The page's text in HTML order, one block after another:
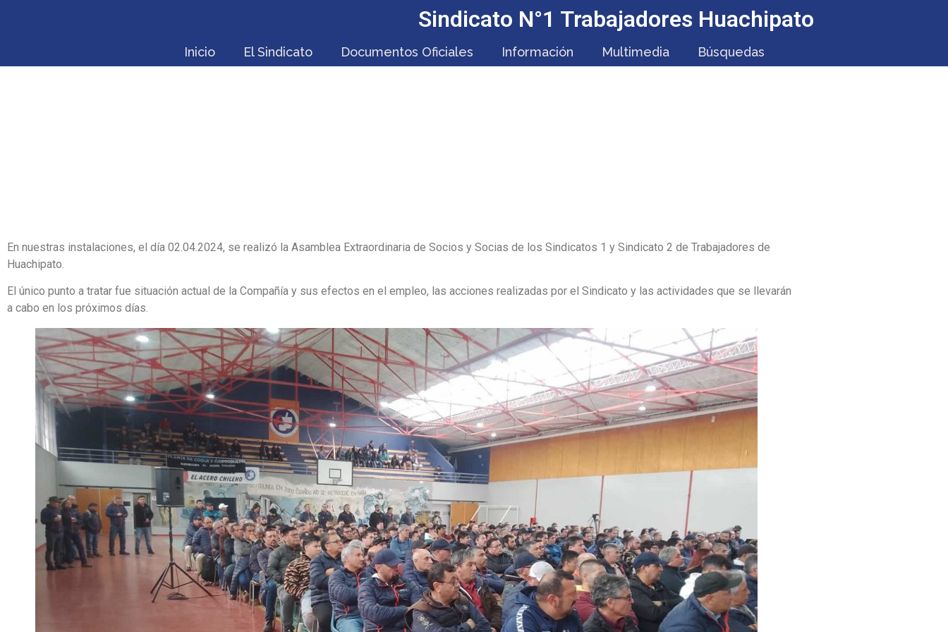
Sindicato N°1 Trabajadores Huachipato
Inicio El Sindicato Documentos Oficiales Información Multimedia Búsquedas
En nuestras instalaciones, el día 02.04.2024, se realizó la Asamblea Extraordinaria de Socios y Socias de los Sindicatos 1 y Sindicato 2 de Trabajadores de
Huachipato.
El único punto a tratar fue situación actual de la Compañía y sus efectos en el empleo, las acciones realizadas por el Sindicato y las actividades que se llevarán
a cabo en los próximos días.